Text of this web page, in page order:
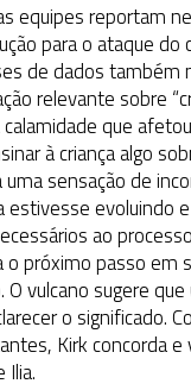
equipes reportam
para o ataque do
de dados também
relevante sobre
que
à criança algo
sensação de
estivesse evoluindo
ao
o próximo passo em
vulcano sugere
o significado.
Kirk concorda e
Ilia.